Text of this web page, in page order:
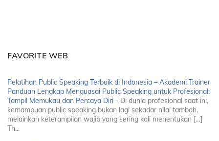
FAVORITE WEB
Pelatihan Public Speaking Terbaik di Indonesia – Akademi Trainer
Panduan Lengkap Menguasai Public Speaking untuk Profesional:
Tampil Memukau dan Percaya Diri - Di dunia profesional saat ini,
kemampuan public speaking bukan lagi sekadar nilai tambah,
melainkan keterampilan wajib yang sering kali menentukan […]
Th...